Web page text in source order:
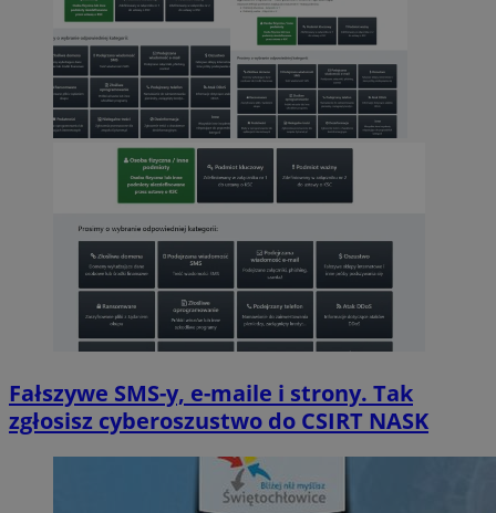
Fałszywe SMS-y, e-maile i strony. Tak
zgłosisz cyberoszustwo do CSIRT NASK